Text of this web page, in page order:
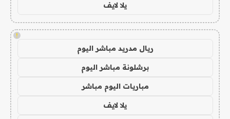
يلا لايف
!
ريال مدريد مباشر اليوم
برشلونة مباشر اليوم
مباريات اليوم مباشر
يلا لايف